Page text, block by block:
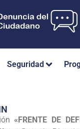
Seguridad
«FRENTE DE